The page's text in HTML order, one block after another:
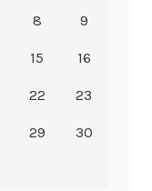
8 9
15 16
22 23
29 30